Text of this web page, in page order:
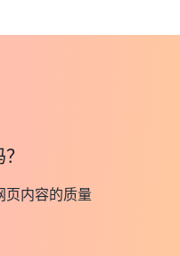
页内容的质量